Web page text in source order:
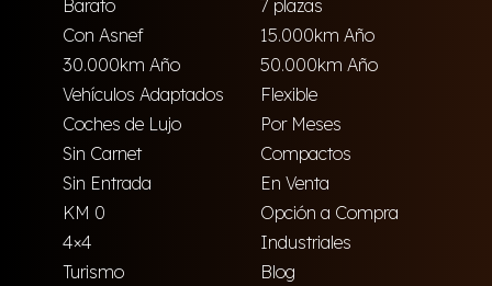
Barato
7 plazas
Con Asnef
15.000km Año
30.000km Año
50.000km Año
Vehículos Adaptados
Flexible
Coches de Lujo
Por Meses
Sin Carnet
Compactos
Sin Entrada
En Venta
KM 0
Opción a Compra
4×4
Industriales
Turismo
Blog